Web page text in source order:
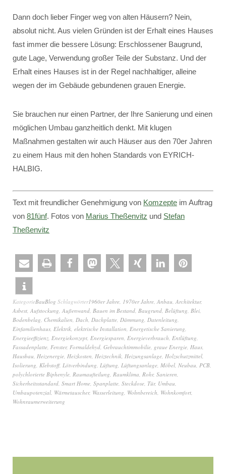
Dann doch lieber Finger weg von alten Häusern? Nein,
absolut nicht. Aus vielen Gründen ist der Erhalt eines Hauses
fast immer die bessere Lösung: Erschlossener Baugrund,
gute Lage, Verwendung großer Teile der Substanz. Und der
Erhalt eines Hauses ist in der Regel nachhaltiger, alleine
wegen der im Gebäude gebundenen grauen Energie.
Sie brauchen nur einen Partner, der Ihre Sanierung und einen
möglichen Umbau ganzheitlich denkt. Mit klugen
Maßnahmen gestalten wir auch Häuser aus den 70er Jahren
zu einem Haus mit den hohen Standards von EYRICH-
HALBIG.
Text mit freundlicher Genehmigung von Komzepte im Auftrag
von 81fünf. Fotos von Marius Theßenvitz und Stefan
Theßenvitz
KategorieBauBlog Schlagwörter1960er Jahre, 1970er Jahre, Anbau, Architektur,
Asbest, Aufstockung, Außenwand, Bauen im Bestand, Baugrund, Belüftung, Blei,
Bodenbelag, Chemikalien, Dach, Dachplatte, Dämmung, Datenleitung,
Einfamilienhaus, Elektrik, elektrische Installation, Energetische Sanierung,
Energieeffizienz, Energiekonzept, Energiesparen, Energieverbrauch, Entlüftung,
Fassadenplatte, Fenster, Formaldehyd, Gebrauchtimmobilie, graue Energie, Haus,
Hausbau, Heizenergie, Heizkosten, Heiztechnik, Heizungsanlage, Holzschutzmittel,
Isolierung, Klebstoff, Lötverbindung, Lüftung, Lüftungsanlage, Möbel, Neubau, PCB,
polychlorierte Biphenyle, Raumaufteilung, Raumklima, Rohr, Sanieren,
Sicherheitsstandard, Smart Home, Spanplatte, Steckdose, Tür, Umbau,
Umbaupotenzial, Wärmetauscher, Wasserleitung, Wohnbereich, Wohnkomfort,
Wohnraumerweiterung